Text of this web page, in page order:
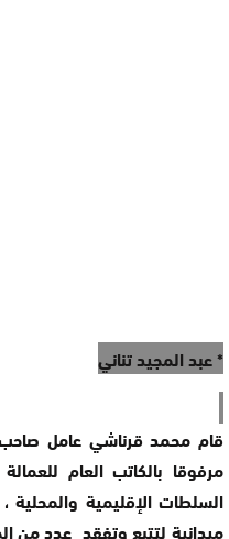
* عبد المجيد تناني
قام محمد قرناشي عامل صاحب
مرفوقا بالكاتب العام
ميدانية لتتبع وتفقد عدد من